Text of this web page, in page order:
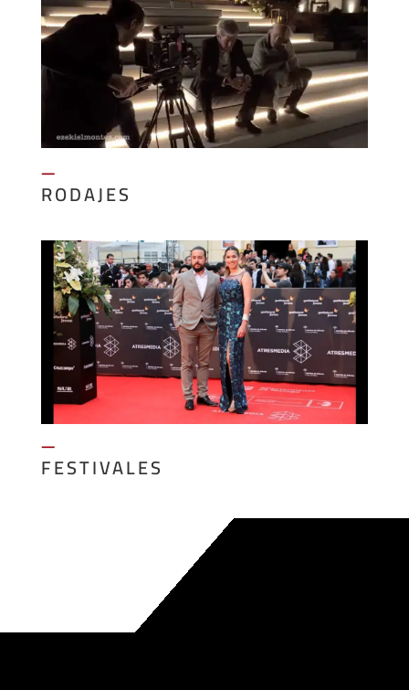
—
RODAJES
—
FESTIVALES